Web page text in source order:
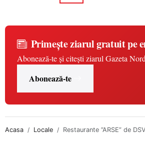
Primește ziarul gratuit pe
Abonează-te și citești ziarul Gazeta
Abonează-te
Acasa Locale Restaurante ”ARSE” de